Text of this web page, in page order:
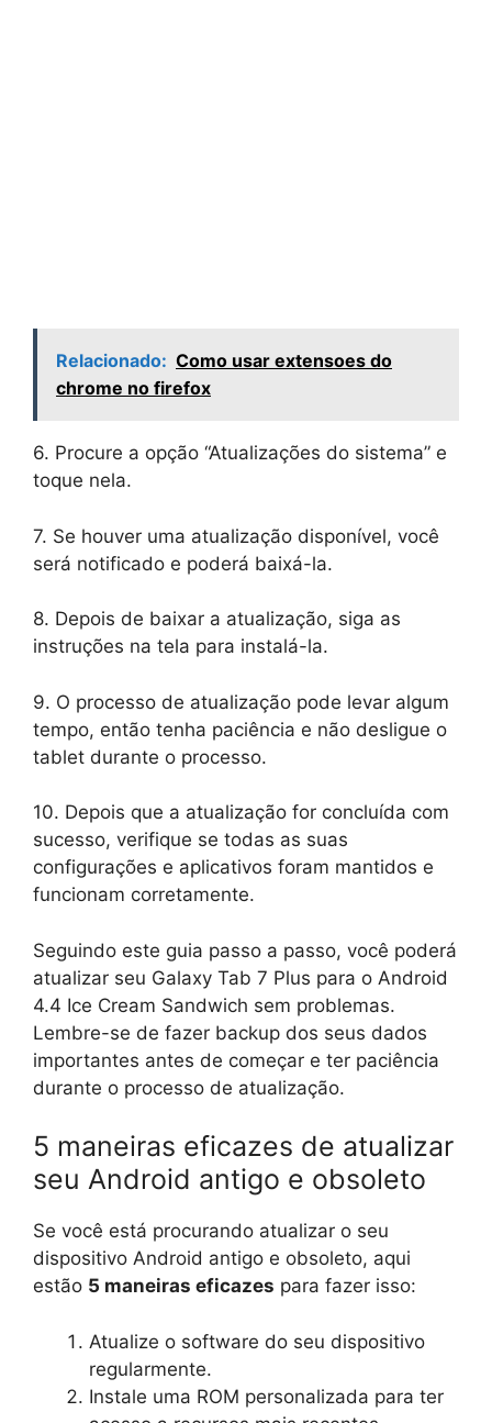
Relacionado: Como usar extensoes do
chrome no firefox
6. Procure a opção “Atualizações do sistema” e
toque nela.
7. Se houver uma atualização disponível, você
será notificado e poderá baixá-la.
8. Depois de baixar a atualização, siga as
instruções na tela para instalá-la.
9. O processo de atualização pode levar algum
tempo, então tenha paciência e não desligue o
tablet durante o processo.
10. Depois que a atualização for concluída com
sucesso, verifique se todas as suas
configurações e aplicativos foram mantidos e
funcionam corretamente.
Seguindo este guia passo a passo, você poderá
atualizar seu Galaxy Tab 7 Plus para o Android
4.4 Ice Cream Sandwich sem problemas.
Lembre-se de fazer backup dos seus dados
importantes antes de começar e ter paciência
durante o processo de atualização.
5 maneiras eficazes de atualizar
seu Android antigo e obsoleto
Se você está procurando atualizar o seu
dispositivo Android antigo e obsoleto, aqui
estão 5 maneiras eficazes para fazer isso:
Atualize o software do seu dispositivo
regularmente.
Instale uma ROM personalizada para ter